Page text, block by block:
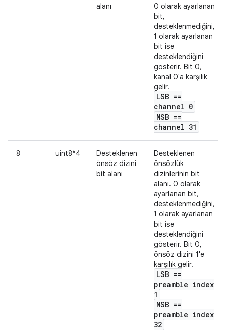
alanı
0 olarak ayarlanan
bit,
desteklenmediğini,
1 olarak ayarlanan
bit ise
desteklendiğini
gösterir. Bit 0,
kanal 0'a karşılık
gelir.
LSB ==
channel 0
MSB ==
channel 31
8 uint8*4
Desteklenen
önsöz dizini
bit alanı
Desteklenen
önsözlük
dizinlerinin bit
alanı. 0 olarak
ayarlanan bit,
desteklenmediğini,
1 olarak ayarlanan
bit ise
desteklendiğini
gösterir. Bit 0,
önsöz dizini 1'e
karşılık gelir.
LSB ==
preamble index
1
MSB ==
preamble index
32